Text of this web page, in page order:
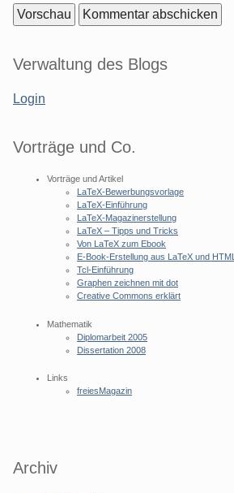
Seitenleiste
Verwaltung des Blogs
Login
Vorträge und Co.
Vorträge und Artikel
LaTeX-Bewerbungsvorlage
LaTeX-Einführung
LaTeX-Magazinerstellung
LaTeX – Tipps und Tricks
Von LaTeX zum Ebook
E-Book-Erstellung aus LaTeX und HTML
Tcl-Einführung
Graphen zeichnen mit dot
Creative Commons erklärt
Mathematik
Diplomarbeit 2005
Dissertation 2008
Links
freiesMagazin
Archiv